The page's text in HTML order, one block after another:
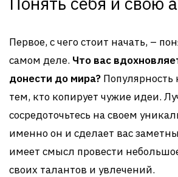
Первое, с чего стоит начать, –
самом деле. Что вас
донести до мира? Популярность
тем, кто копирует чужие идеи.
сосредоточьтесь на своем
именно он и сделает вас
имеет смысл провести
своих талантов и увлечений.